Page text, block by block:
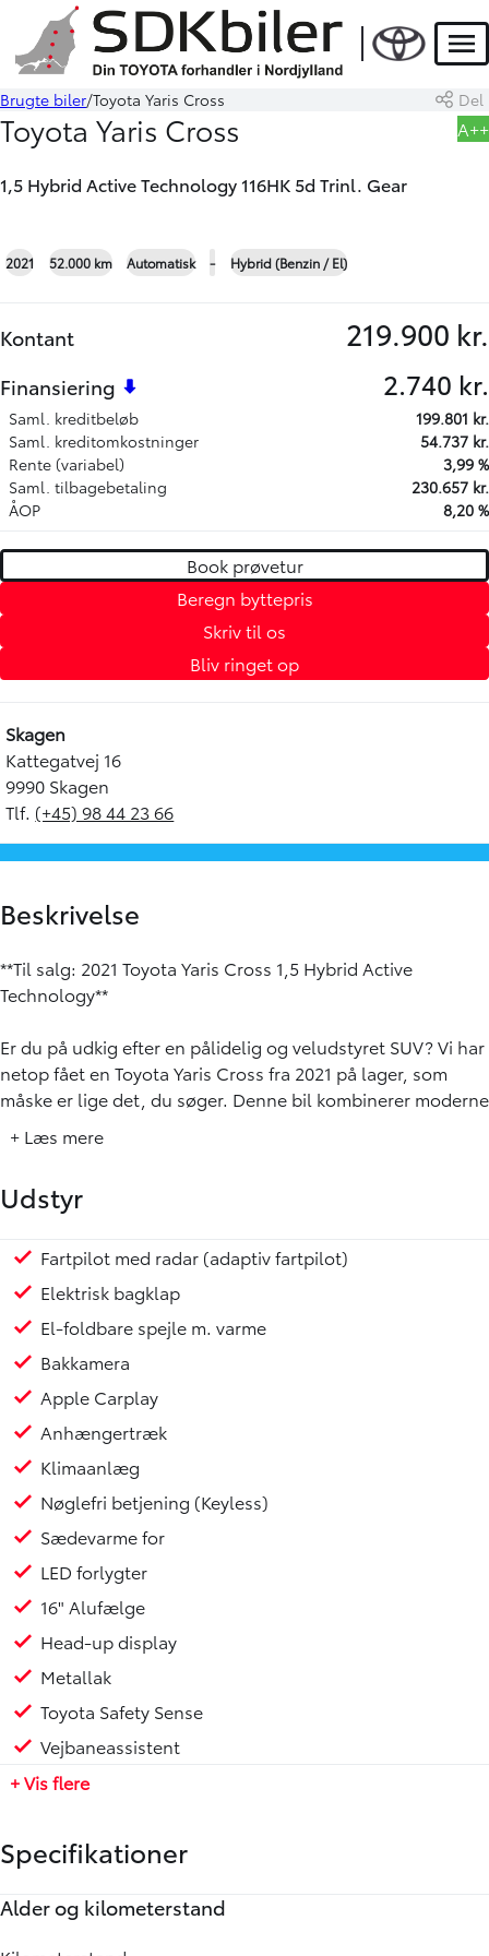
Book prøvetur Beregn byttepris
Brugte biler Toyota Yaris Cross Del
Toyota Yaris Cross
1,5 Hybrid Active Technology 116HK 5d Trinl. Gear
A++
HYBRID
2021 52.000 km Automatisk - Hybrid (Benzin / El)
Kontant 219.900 kr.
Finansiering 2.740 kr.
Saml. kreditbeløb
199.801 kr.
Saml. kreditomkostninger
54.737 kr.
Rente (variabel)
3,99 %
Saml. tilbagebetaling
230.657 kr.
ÅOP
8,20 %
Book prøvetur
Beregn byttepris
Skriv til os
Bliv ringet op
Skagen
Kattegatvej 16
9990 Skagen
Tlf. (+45) 98 44 23 66
Beskrivelse
**Til salg: 2021 Toyota Yaris Cross 1,5 Hybrid Active
Technology**
Er du på udkig efter en pålidelig og veludstyret SUV? Vi har
netop fået en Toyota Yaris Cross fra 2021 på lager, som
måske er lige det, du søger. Denne bil kombinerer moderne
- **Model**: Toyota Yaris Cross 1,5 Hybrid Active
- **Drivkraft**: Benzin og el (Hybrid)
- **Kilometerstand**: 52.000 km
- **Karrosseri**: SUV
- **Årgang**: 2021
- **Tophastighed**: 170 km/t
- **Brændstofforbrug**: 26,9 km/l
- **CO2-udledning**: 101 g/km
- **Årlig ejerafgift**: 1.160 kr.
- **Gearkasse**: Trinl. Gear
- **Motor**: 1,5 liter
**Udstyr:**
- Fartpilot med radar (adaptiv fartpilot)
- Elektrisk bagklap
- El-foldbare spejle med varme
- Bakkamera
- Apple CarPlay
- Anhængertræk
- Klimaanlæg
- Nøglefri betjening (Keyless)
- Sædevarme for
- Head-up display
- Toyota Safety Sense
+ Læs mere
Udstyr
Fartpilot med radar (adaptiv fartpilot)
Elektrisk bagklap
El-foldbare spejle m. varme
Bakkamera
Apple Carplay
Anhængertræk
Klimaanlæg
Nøglefri betjening (Keyless)
Sædevarme for
LED forlygter
16" Alufælge
Head-up display
Metallak
Toyota Safety Sense
Vejbaneassistent
Fjernlysassisten (aut. op-/nedblænding)
Automatisk nødbremsesystem
Lyssensor
Skiltegenkendelse
Dæktrykssensor
Kopholder
Armlæn
Læderrat med varme
Splitbagsæde
Elruder for/bag
Bluetooth
Multifunktionsrat
Navigation
Regnsensor
Trådløs opladning af mobil tlf.
Tågelygter
Hajfinne
+ Vis flere
Specifikationer
Alder og kilometerstand
Motor og ydelse
Elektriske egenskaber
Rummelighed og mål
Økonomi
Annoncedata